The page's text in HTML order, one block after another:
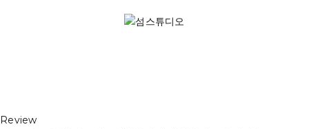
Review